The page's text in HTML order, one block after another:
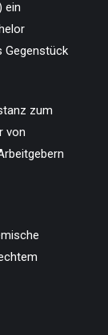
ein
Gegenstück
zum
von